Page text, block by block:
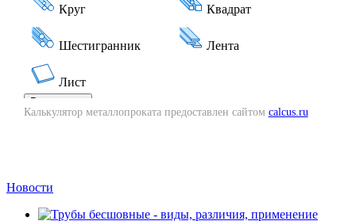
Калькулятор металлопроката предоставлен сайтом calcus.ru
Новости